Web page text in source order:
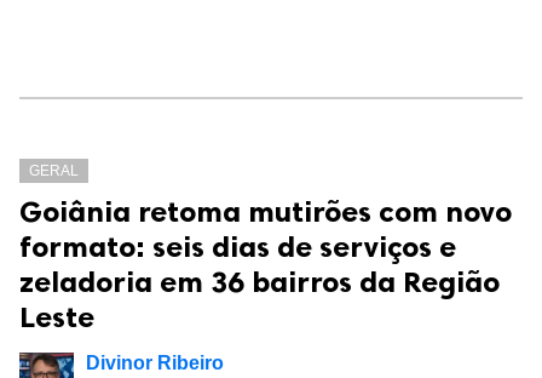
GERAL
Goiânia retoma mutirões com novo
formato: seis dias de serviços e
zeladoria em 36 bairros da Região
Leste
Divinor Ribeiro